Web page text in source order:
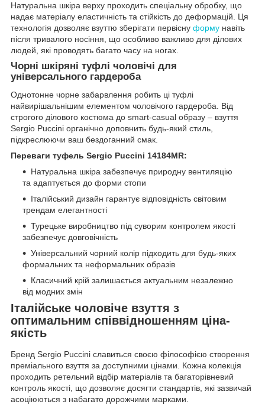
Натуральна шкіра верху проходить спеціальну обробку, що
надає матеріалу еластичність та стійкість до деформацій. Ця
технологія дозволяє взуттю зберігати первісну форму навіть
після тривалого носіння, що особливо важливо для ділових
людей, які проводять багато часу на ногах.
Чорні шкіряні туфлі чоловічі для
універсального гардероба
Однотонне чорне забарвлення робить ці туфлі
найвирішальнішим елементом чоловічого гардероба. Від
строгого ділового костюма до smart-casual образу – взуття
Sergio Puccini органічно доповнить будь-який стиль,
підкреслюючи ваш бездоганний смак.
Переваги туфель Sergio Puccini 14184MR:
Натуральна шкіра забезпечує природну вентиляцію
та адаптується до форми стопи
Італійський дизайн гарантує відповідність світовим
трендам елегантності
Турецьке виробництво під суворим контролем якості
забезпечує довговічність
Універсальний чорний колір підходить для будь-яких
формальних та неформальних образів
Класичний крій залишається актуальним незалежно
від модних змін
Італійське чоловіче взуття з
оптимальним співвідношенням ціна-
якість
Бренд Sergio Puccini славиться своєю філософією створення
преміального взуття за доступними цінами. Кожна колекція
проходить ретельний відбір матеріалів та багаторівневий
контроль якості, що дозволяє досягти стандартів, які зазвичай
асоціюються з набагато дорожчими марками.